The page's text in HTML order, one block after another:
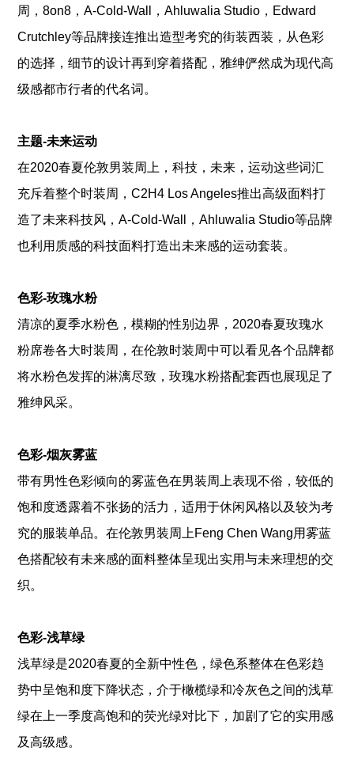
周，8on8，A-Cold-Wall，Ahluwalia Studio，Edward
Crutchley等品牌接连推出造型考究的街装西装，从色彩
的选择，细节的设计再到穿着搭配，雅绅俨然成为现代高
级感都市行者的代名词。
主题-未来运动
在2020春夏伦敦男装周上，科技，未来，运动这些词汇
充斥着整个时装周，C2H4 Los Angeles推出高级面料打
造了未来科技风，A-Cold-Wall，Ahluwalia Studio等品牌
也利用质感的科技面料打造出未来感的运动套装。
色彩-玫瑰水粉
清凉的夏季水粉色，模糊的性别边界，2020春夏玫瑰水
粉席卷各大时装周，在伦敦时装周中可以看见各个品牌都
将水粉色发挥的淋漓尽致，玫瑰水粉搭配套西也展现足了
雅绅风采。
色彩-烟灰雾蓝
带有男性色彩倾向的雾蓝色在男装周上表现不俗，较低的
饱和度透露着不张扬的活力，适用于休闲风格以及较为考
究的服装单品。在伦敦男装周上Feng Chen Wang用雾蓝
色搭配较有未来感的面料整体呈现出实用与未来理想的交
织。
色彩-浅草绿
浅草绿是2020春夏的全新中性色，绿色系整体在色彩趋
势中呈饱和度下降状态，介于橄榄绿和冷灰色之间的浅草
绿在上一季度高饱和的荧光绿对比下，加剧了它的实用感
及高级感。